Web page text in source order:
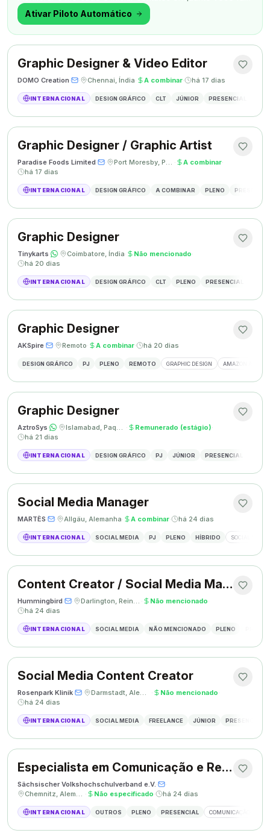
outra coisa.
Ativar Piloto Automático
Graphic Designer & Video Editor
DOMO Creation· · Chennai, Índia· A combinar· há 17 dias
INTERNACIONAL DESIGN GRÁFICO CLT JÚNIOR PRESENCIAL
Graphic Designer / Graphic Artist
Paradise Foods Limited· · Port Moresby, Papua Nova Guiné · A combinar·
há 17 dias
INTERNACIONAL DESIGN GRÁFICO A COMBINAR PLENO
Graphic Designer
Tinykarts· · Coimbatore, Índia· Não mencionado·
há 20 dias
INTERNACIONAL DESIGN GRÁFICO CLT PLENO PRESENCIAL
Graphic Designer
AKSpire· · Remoto· A combinar· há 20 dias
DESIGN GRÁFICO PJ PLENO REMOTO GRAPHIC DESIGN AMAZON A+
Graphic Designer
AztroSys· · Islamabad, Paquistão · Remunerado (estágio)·
há 21 dias
INTERNACIONAL DESIGN GRÁFICO PJ JÚNIOR PRESENCIAL
Social Media Manager
MARTÈS· · Allgäu, Alemanha· A combinar· há 24 dias
INTERNACIONAL SOCIAL MEDIA PJ PLENO HÍBRIDO SOCIAL MEDIA
Content Creator / Social Media Manager
Hummingbird· · Darlington, Reino Unido · Não mencionado·
há 24 dias
INTERNACIONAL SOCIAL MEDIA NÃO MENCIONADO PLENO
Social Media Content Creator
Rosenpark Klinik· · Darmstadt, Alemanha · Não mencionado·
há 24 dias
INTERNACIONAL SOCIAL MEDIA FREELANCE JÚNIOR PRESENCIAL
Especialista em Comunicação e Relações Públicas
Sächsischer Volkshochschulverband e.V.·
·
Chemnitz, Alemanha · Não especificado· há 24 dias
INTERNACIONAL OUTROS PLENO PRESENCIAL COMUNICAÇÃO